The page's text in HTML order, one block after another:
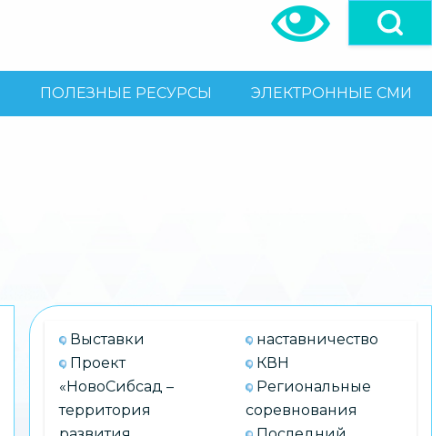
ПОЛЕЗНЫЕ РЕСУРСЫ ЭЛЕКТРОННЫЕ СМИ
Выставки
Проект
«НовоСибсад –
территория
наставничество
КВН
Региональные
соревнования